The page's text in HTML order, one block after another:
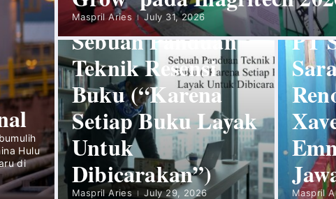
Hulu
di
Maspril Aries July 31, 2026
Literasi
Sebuah Panduan
Teknik Resensi
Buku (“Karena
Setiap Buku Layak
Untuk
Dibicarakan”)
Maspril Aries July 29, 2026
Eduaksi
PT
Maspril